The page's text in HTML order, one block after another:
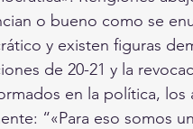
o bueno como se
y existen figuras
de 20-21 y la
en la política,
“«Para eso somos